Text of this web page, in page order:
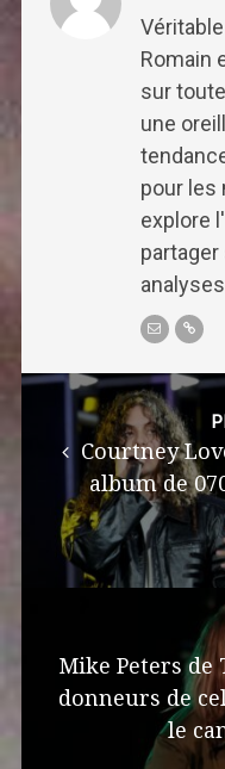
Romain
sur
une
pour les
explore
Post
navigation
Courtney
album de
Mike Peters de
donneurs de
le